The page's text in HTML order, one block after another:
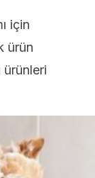
için
ürün
ürünleri